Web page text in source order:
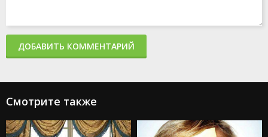
ДОБАВИТЬ КОММЕНТАРИЙ
Смотрите также